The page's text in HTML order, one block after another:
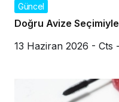
Güncel
Doğru Avize
13 Haziran 2026 - Cts